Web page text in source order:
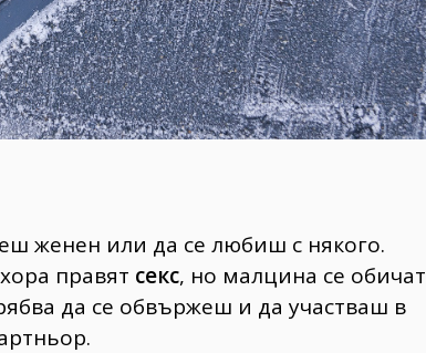
женен или да се любиш с някого.
правят секс, но малцина се обичат
да се обвържеш и да участваш в